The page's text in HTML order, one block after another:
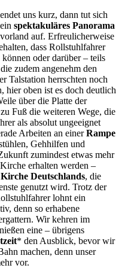
uns kurz, dann tut sich
spektakuläres Panorama
auf. Erfreulicherweise
dass Rollstuhlfahrer
oder darüber – teils
zudem angenehm den
Talstation herrschten noch
hier oben ist es doch deutlich
über die Platte der
Fuß die weiteren Wege, die
als absolut ungeeignet
Arbeiten an einerRampe
Gehhilfen und
zumindest etwas mehr
erhalten werden –
Kirche Deutschlands, die
genutzt wird. Trotz der
lohnt ein
denn so erhabene
Wir kehren im
eine – übrigens
* den Ausblick, bevor wir
machen, denn unser
vor.